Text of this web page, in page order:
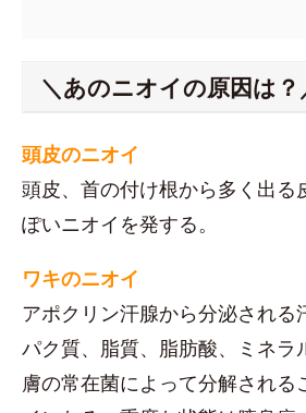
＼あのニオイの原因は？
頭皮のニオイ
頭皮、首の付け根から多く出る
ぽいニオイを発する。
ワキのニオイ
アポクリン汗腺から分泌される
パク質、脂質、脂肪酸、ミネラ
膚の常在菌によって分解される